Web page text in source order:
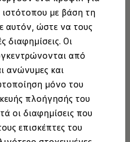
ιστότοπου με βάση τη
αυτόν, ώστε να τους
διαφημίσεις. Οι
από
ανώνυμες και
μόνο του
πλοήγησής του
οι διαφημίσεις που
επισκέπτες του
και Τεχνικά μέτρα
και ενδεικτικές λυχνίες
εγχειρίδιο
Click@Service
Volkswagen
Επαγγελματικών
Imprint
Τρίτων
νομικά κείμενα)
EU Data Act